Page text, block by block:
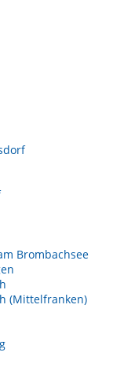
Brombachsee
(Mittelfranken)